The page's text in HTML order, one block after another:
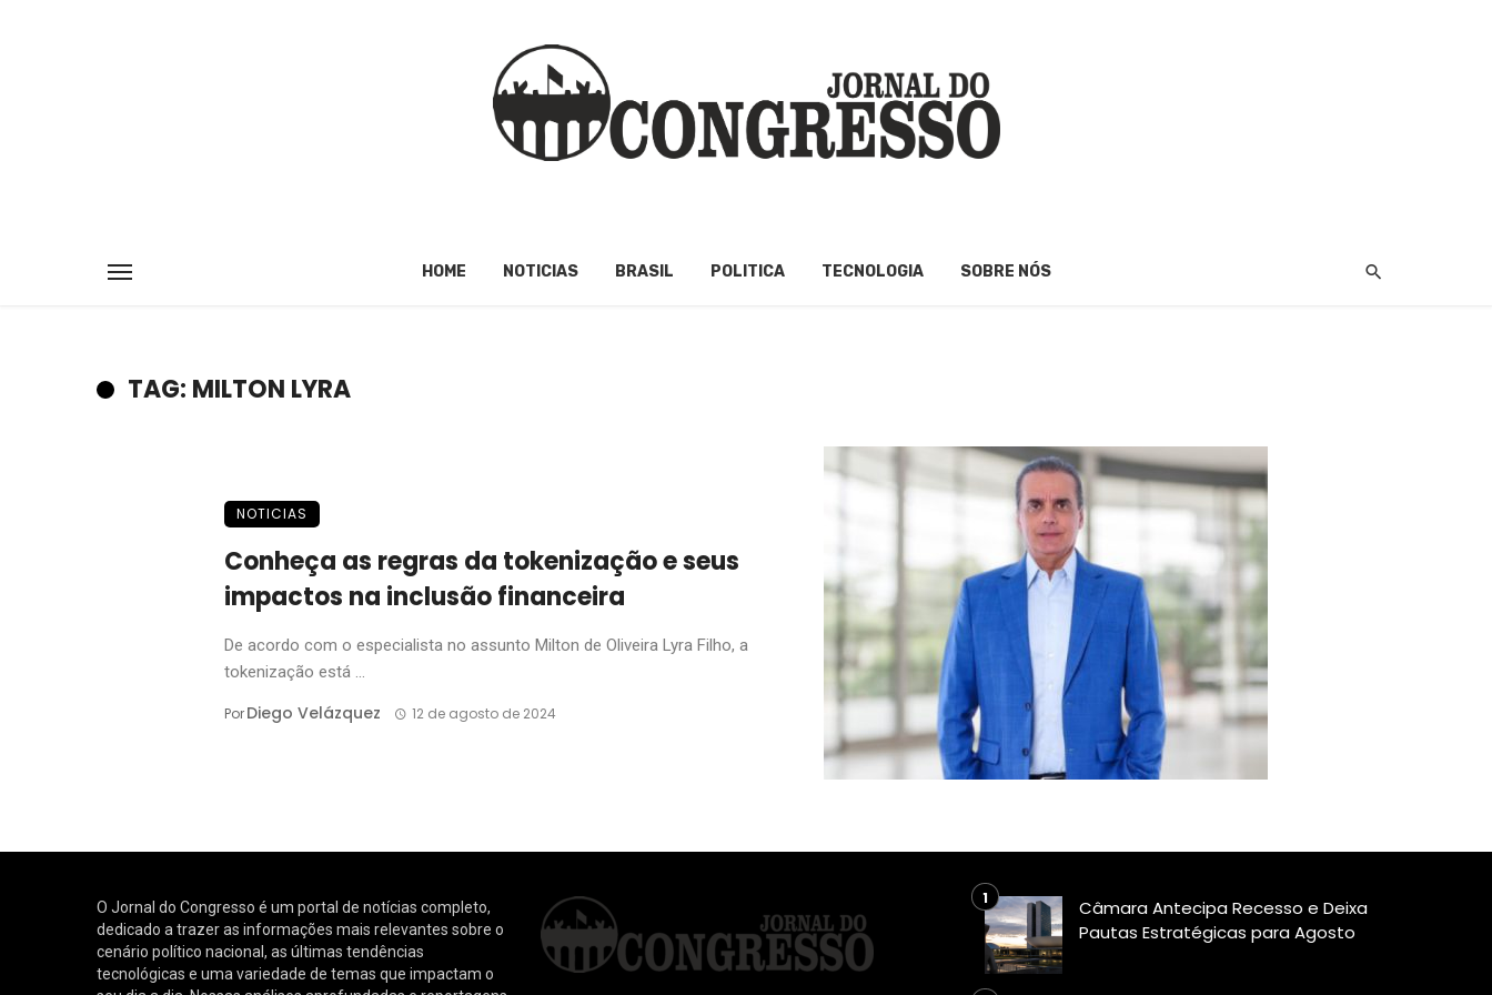
HOME NOTICIAS BRASIL POLITICA TECNOLOGIA SOBRE NÓS
TAG: MILTON LYRA
NOTICIAS
Conheça as regras da tokenização e seus
impactos na inclusão financeira
De acordo com o especialista no assunto Milton de Oliveira Lyra Filho, a
tokenização está ...
PorDiego Velázquez 12 de agosto de 2024
O Jornal do Congresso é um portal de notícias completo,
dedicado a trazer as informações mais relevantes sobre o
cenário político nacional, as últimas tendências
tecnológicas e uma variedade de temas que impactam o
Câmara Antecipa Recesso e Deixa
Pautas Estratégicas para Agosto